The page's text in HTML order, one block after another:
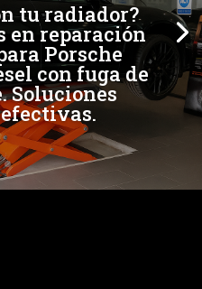
tu radiador?
en reparación
Porsche
con fuga de
Soluciones